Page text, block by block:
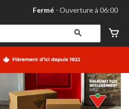
votre
préféré
Leduc,
AB,
courament
Ouverture
à
06:00
cliquer
Fermé ⋅ Ouverture à 06:00